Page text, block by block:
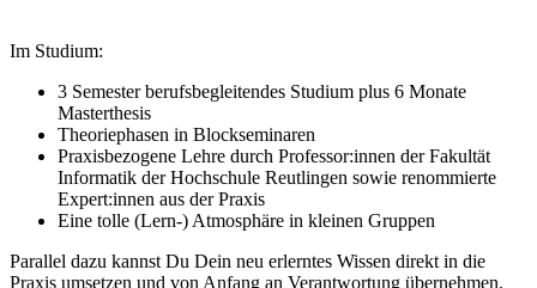
Im Studium:
3 Semester berufsbegleitendes Studium plus 6 Monate
Masterthesis
Theoriephasen in Blockseminaren
Praxisbezogene Lehre durch Professor:innen der Fakultät
Informatik der Hochschule Reutlingen sowie renommierte
Expert:innen aus der Praxis
Eine tolle (Lern-) Atmosphäre in kleinen Gruppen
Parallel dazu kannst Du Dein neu erlerntes Wissen direkt in die
Praxis umsetzen und von Anfang an Verantwortung übernehmen.